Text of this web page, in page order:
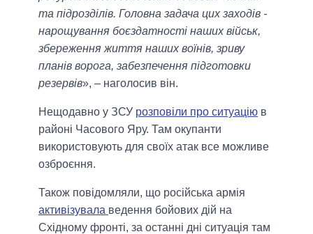
та підрозділів. Головна задача цих заходів ‐
нарощування боєздатності наших військ,
збереження життя наших воїнів, зриву
планів ворога, забезпечення підготовки
резервів», – наголосив він.
Нещодавно у ЗСУ розповіли про ситуацію в
районі Часового Яру. Там окупанти
використовують для своїх атак все можливе
озброєння.
Також повідомляли, що російська армія
активізувала ведення бойових дій на
Східному фронті, за останні дні ситуація там